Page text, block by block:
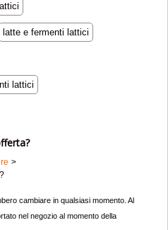
latte e fermenti lattici
lattici
cambiare in qualsiasi momento. Al
nel negozio al momento della